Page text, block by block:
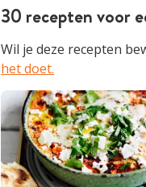
30 recepten voor
Wil je deze recepten
het doet.